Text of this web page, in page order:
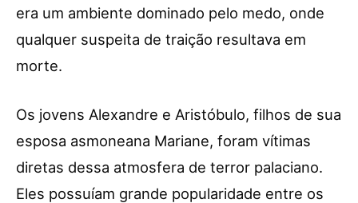
era um ambiente dominado pelo medo, onde
qualquer suspeita de traição resultava em
morte.
Os jovens Alexandre e Aristóbulo, filhos de sua
esposa asmoneana Mariane, foram vítimas
diretas dessa atmosfera de terror palaciano.
Eles possuíam grande popularidade entre os